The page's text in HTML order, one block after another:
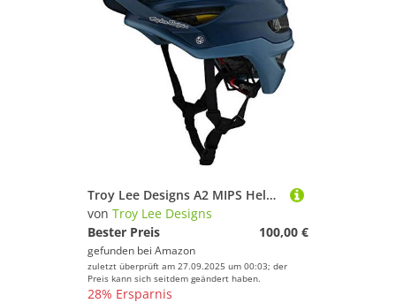
Troy Lee Designs A2 MIPS Helm blau
von Troy Lee Designs
Bester Preis
100,00 €
gefunden bei Amazon
zuletzt überprüft am 27.09.2025 um 00:03; der
Preis kann sich seitdem geändert haben.
28% Ersparnis